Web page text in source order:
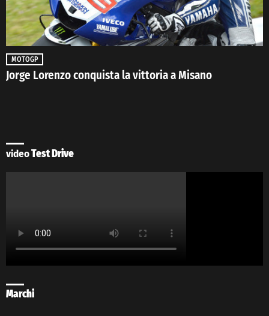
MOTOGP
Jorge Lorenzo conquista la vittoria a Misano
videoTest Drive
Marchi